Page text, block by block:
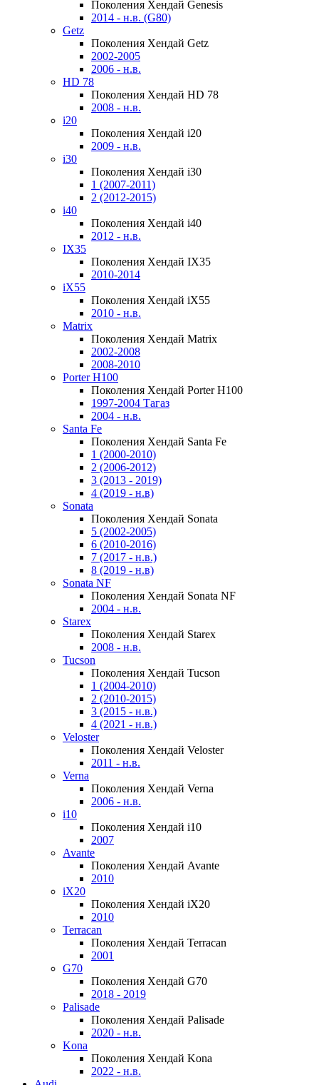
Поколения Хендай Genesis
2014 - н.в. (G80)
Getz
Поколения Хендай Getz
2002-2005
2006 - н.в.
HD 78
Поколения Хендай HD 78
2008 - н.в.
i20
Поколения Хендай i20
2009 - н.в.
i30
Поколения Хендай i30
1 (2007-2011)
2 (2012-2015)
i40
Поколения Хендай i40
2012 - н.в.
IX35
Поколения Хендай IX35
2010-2014
iX55
Поколения Хендай iX55
2010 - н.в.
Matrix
Поколения Хендай Matrix
2002-2008
2008-2010
Porter H100
Поколения Хендай Porter H100
1997-2004 Тагаз
2004 - н.в.
Santa Fe
Поколения Хендай Santa Fe
1 (2000-2010)
2 (2006-2012)
3 (2013 - 2019)
4 (2019 - н.в)
Sonata
Поколения Хендай Sonata
5 (2002-2005)
6 (2010-2016)
7 (2017 - н.в.)
8 (2019 - н.в)
Sonata NF
Поколения Хендай Sonata NF
2004 - н.в.
Starex
Поколения Хендай Starex
2008 - н.в.
Tucson
Поколения Хендай Tucson
1 (2004-2010)
2 (2010-2015)
3 (2015 - н.в.)
4 (2021 - н.в.)
Veloster
Поколения Хендай Veloster
2011 - н.в.
Verna
Поколения Хендай Verna
2006 - н.в.
i10
Поколения Хендай i10
2007
Avante
Поколения Хендай Avante
2010
iX20
Поколения Хендай iX20
2010
Terracan
Поколения Хендай Terracan
2001
G70
Поколения Хендай G70
2018 - 2019
Palisade
Поколения Хендай Palisade
2020 - н.в.
Kona
Поколения Хендай Kona
2022 - н.в.